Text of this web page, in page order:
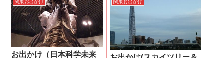
関東お出かけ
お出かけ（日本科学未来
関東お出かけ